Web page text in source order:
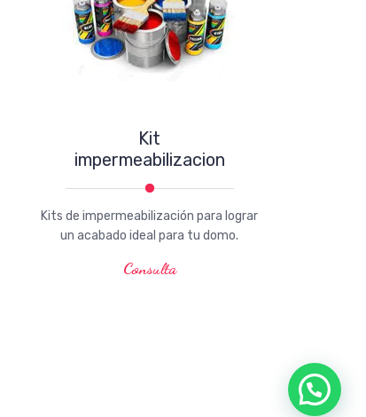
Kit
impermeabilizacion
Kits de impermeabilización para lograr
un acabado ideal para tu domo.
Consulta